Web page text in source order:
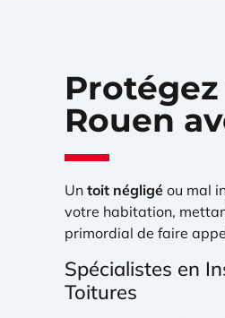
Rouen
Un toit négligé ou mal
votre habitation,
primordial de faire
Spécialistes en
Toitures